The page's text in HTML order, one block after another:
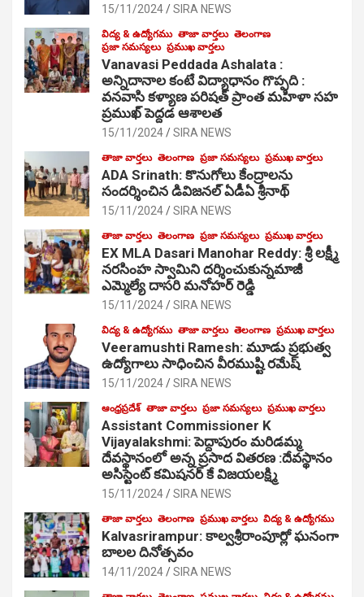
15/11/2024 SIRA NEWS
విద్య & ఉద్యోగము తాజా వార్తలు తెలంగాణ
ప్రజా సమస్యలు ప్రముఖ వార్తలు
Vanavasi Peddada Ashalata :
అన్నిదానాల కంటే విద్యాధానం గొప్పది :
వనవాసి కళ్యాణ పరిషత్ ప్రాంత మహిళా సహ
ప్రముఖ్ పెద్దడ ఆశాలత
15/11/2024 SIRA NEWS
తాజా వార్తలు తెలంగాణ ప్రజా సమస్యలు ప్రముఖ వార్తలు
ADA Srinath: కొనుగోలు కేంద్రాల‌ను
సంద‌ర్శించిన డివిజనల్ ఏడీఏ శ్రీనాథ్
15/11/2024 SIRA NEWS
తాజా వార్తలు తెలంగాణ ప్రజా సమస్యలు ప్రముఖ వార్తలు
EX MLA Dasari Manohar Reddy: శ్రీ లక్ష్మీ
నరసింహ స్వామిని దర్శించుకున్నమాజీ
ఎమ్మెల్యే దాసరి మనోహర్ రెడ్డి
15/11/2024 SIRA NEWS
విద్య & ఉద్యోగము తాజా వార్తలు తెలంగాణ ప్రముఖ వార్తలు
Veeramushti Ramesh: మూడు ప్రభుత్వ
ఉద్యోగాలు సాధించిన వీరముష్టి రమేష్
15/11/2024 SIRA NEWS
ఆంధ్రప్రదేశ్ తాజా వార్తలు ప్రజా సమస్యలు ప్రముఖ వార్తలు
Assistant Commissioner K
Vijayalakshmi: పెద్దాపురం మరిడమ్మ
దేవస్థానంలో అన్న ప్రసాద వితరణ :దేవస్థానం
అసిస్టెంట్ కమిషనర్ కే విజయలక్ష్మి
15/11/2024 SIRA NEWS
తాజా వార్తలు తెలంగాణ ప్రముఖ వార్తలు విద్య & ఉద్యోగము
Kalvasrirampur: కాల్వశ్రీరాంపూర్లో ఘనంగా
బాలల దినోత్సవం
14/11/2024 SIRA NEWS